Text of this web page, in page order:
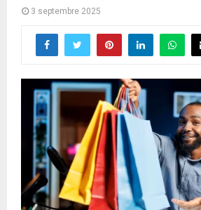
3 septembre 2025